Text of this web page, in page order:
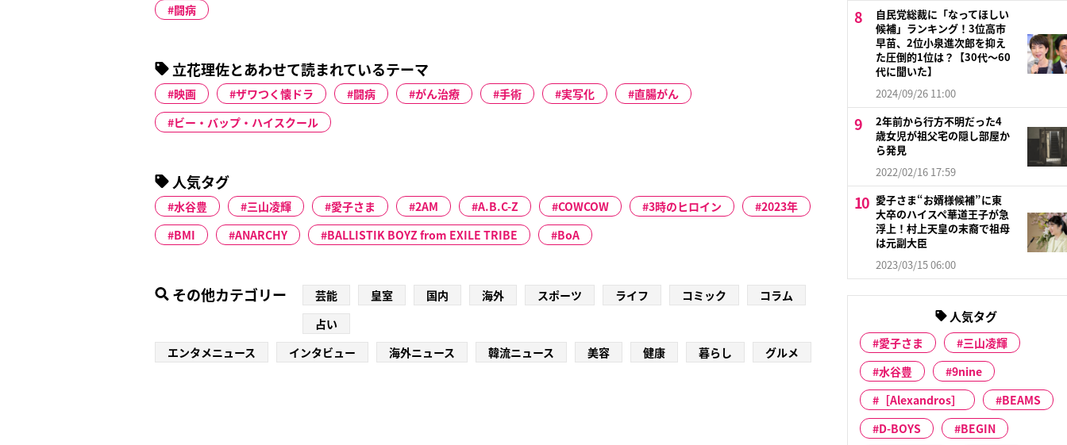
闘病
立花理佐とあわせて読まれているテーマ
映画 ザワつく懐ドラ 闘病 がん治療 手術 実写化
直腸がん
ビー・バップ・ハイスクール
人気タグ
水谷豊 三山凌輝 愛子さま 2AM A.B.C-Z COWCOW 3時のヒロイン
2023年
BMI
ANARCHY BALLISTIK BOYZ from EXILE TRIBE BoA
その他カテゴリー 芸能 皇室 国内 海外 スポーツ ライフ コミック
コラム
占い
エンタメニュース
インタビュー 海外ニュース 韓流ニュース 美容 健康 暮らし グルメ
自民党総裁に「なってほしい
候補」ランキング！3位高市
早苗、2位小泉進次郎を抑え
た圧倒的1位は？【30代〜60
代に聞いた】
2024/09/26 11:00
2年前から行方不明だった4
歳女児が祖父宅の隠し部屋か
ら発見
2022/02/16 17:59
愛子さま“お婿様候補”に東
大卒のハイスペ華道王子が急
浮上！村上天皇の末裔で祖母
は元副大臣
2023/03/15 06:00
人気タグ
愛子さま
三山凌輝
水谷豊
9nine
［Alexandros］
BEAMS
D-BOYS
BEGIN